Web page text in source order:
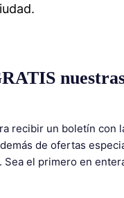
recibir un boletín con
de ofertas
Sea el primero en